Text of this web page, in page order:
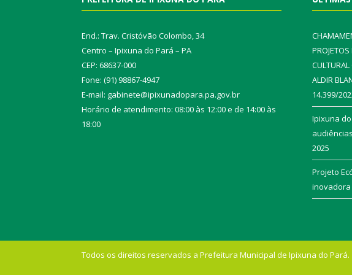
End.: Trav. Cristóvão Colombo, 34
Centro – Ipixuna do Pará – PA
CEP: 68637-000
Fone: (91) 98867-4947
E-mail: gabinete@ipixunadopara.pa.gov.br
Horário de atendimento: 08:00 às 12:00 e de 14:00 às
18:00
ALDIR
14.399/
Ipixuna
2025
Projeto
inovadora
Todos os direitos reservados a Prefeitura Municipal de Ipixuna do Pará.